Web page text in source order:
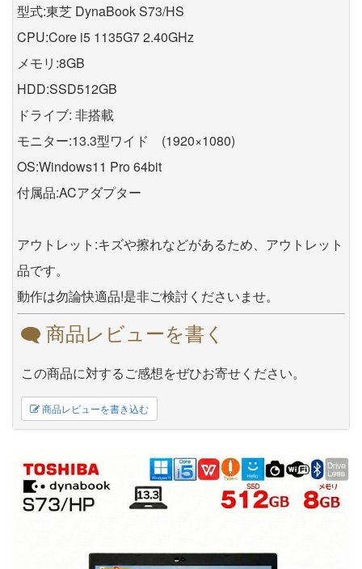
型式:東芝 DynaBook S73/HS
CPU:Core i5 1135G7 2.40GHz
メモリ:8GB
HDD:SSD512GB
ドライブ: 非搭載
モニター:13.3型ワイド (1920×1080)
OS:Windows11 Pro 64bit
付属品:ACアダプター
アウトレット:キズや擦れなどがあるため、アウトレット
品です。
動作は勿論快適品!是非ご検討くださいませ。
商品レビューを書く
この商品に対するご感想をぜひお寄せください。
商品レビューを書き込む